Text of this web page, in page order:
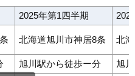
円 560万円 30.1%
円 554万円 17.0%
697万円 15.8%
578万円 5.8%
2025年第1四半期
北海道旭川市神居8条 北
旭川駅から徒歩ー分
旭